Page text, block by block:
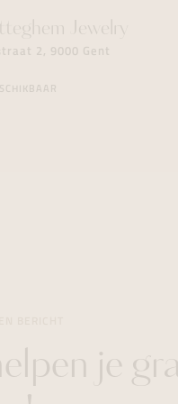
Jewelry
2, 9000 Gent
je